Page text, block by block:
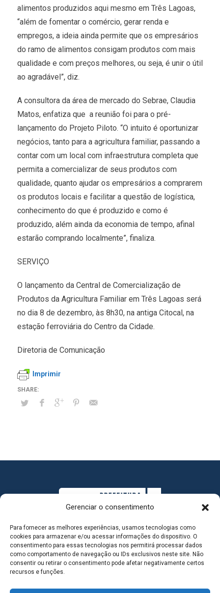
Gerenciar o consentimento
Para fornecer as melhores experiências, usamos tecnologias como
cookies para armazenar e/ou acessar informações do dispositivo. O
consentimento para essas tecnologias nos permitirá processar dados
como comportamento de navegação ou IDs exclusivos neste site. Não
consentir ou retirar o consentimento pode afetar negativamente certos
recursos e funções.
alimentos produzidos aqui mesmo em Três Lagoas,
“além de fomentar o comércio, gerar renda e
empregos, a ideia ainda permite que os empresários
do ramo de alimentos consigam produtos com mais
qualidade e com preços melhores, ou seja, é unir o útil
ao agradável”, diz.
A consultora da área de mercado do Sebrae, Claudia
Matos, enfatiza que a reunião foi para o pré-
lançamento do Projeto Piloto. “O intuito é oportunizar
negócios, tanto para a agricultura familiar, passando a
contar com um local com infraestrutura completa que
permita a comercializar de seus produtos com
qualidade, quanto ajudar os empresários a comprarem
os produtos locais e facilitar a questão de logística,
conhecimento do que é produzido e como é
produzido, além ainda da economia de tempo, afinal
estarão comprando localmente”, finaliza.
SERVIÇO
O lançamento da Central de Comercialização de
Produtos da Agricultura Familiar em Três Lagoas será
no dia 8 de dezembro, às 8h30, na antiga Citocal, na
estação ferroviária do Centro da Cidade.
Diretoria de Comunicação
Imprimir
MAPA DO SITE